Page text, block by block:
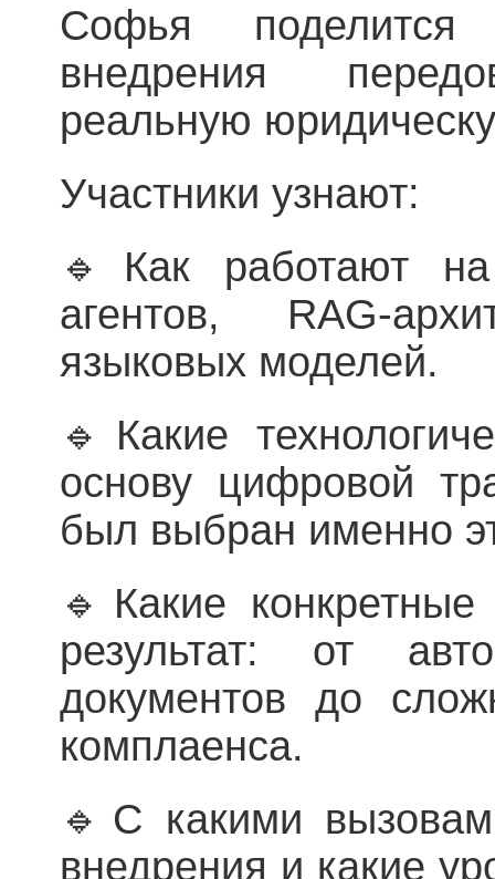
Софья
внедрения
реальную
Участники узнают:
🔹Как работают
агентов, RAG-
языковых моделей.
🔹Какие
основу цифровой
был выбран именно
🔹Какие
результат: от
документов до
комплаенса.
🔹С какими
внедрения и какие